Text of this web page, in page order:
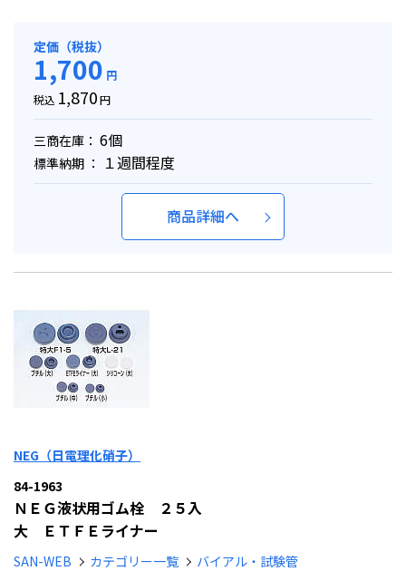
定価（税抜）
1,700 円
税込 1,870円
三商在庫： 6個
標準納期 ： １週間程度
商品詳細へ
NEG（日電理化硝子）
84-1963
ＮＥＧ液状用ゴム栓 ２５入
大 ＥＴＦＥライナー
SAN-WEB カテゴリー一覧
バイアル・試験管